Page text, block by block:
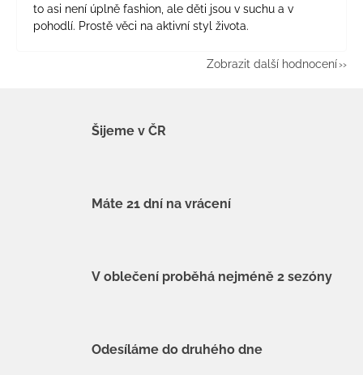
to asi není úplně fashion, ale děti jsou v suchu a v
pohodlí. Prostě věci na aktivní styl života.
Zobrazit další hodnocení
Šijeme v ČR
Máte 21 dní na vrácení
V oblečení proběhá nejméně 2 sezóny
Odesíláme do druhého dne